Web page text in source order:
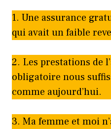
1. Une assurance
qui avait un faible
2. Les prestations de
obligatoire nous
comme aujourd’hui.
3. Ma femme et moi